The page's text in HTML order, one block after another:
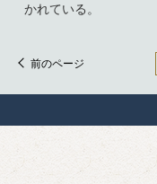
かれている。
前のページ